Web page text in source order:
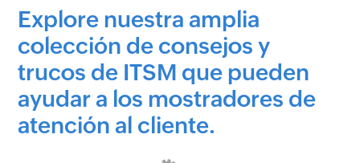
Explore nuestra amplia
colección de consejos y
trucos de ITSM que pueden
ayudar a los mostradores de
atención al cliente.